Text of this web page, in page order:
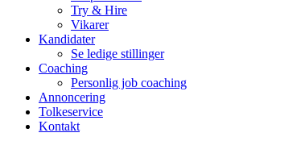
Try & Hire
Vikarer
Kandidater
Se ledige stillinger
Coaching
Personlig job coaching
Annoncering
Tolkeservice
Kontakt